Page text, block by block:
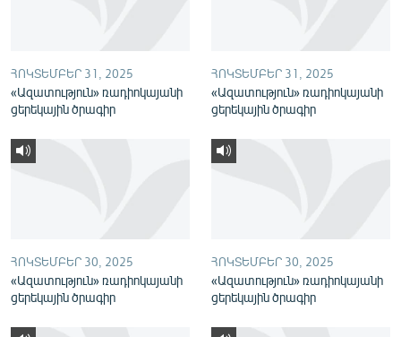
ՀԵՏԵՎԵՔ ՄԵԶ
ՀՈԿՏԵՄԲԵՐ 31, 2025
«Ազատություն» ռադիոկայանի
ցերեկային ծրագիր
ՀՈԿՏԵՄԲԵՐ 31, 2025
«Ազատություն» ռադիոկայանի
ցերեկային ծրագիր
ՀՈԿՏԵՄԲԵՐ 30, 2025
«Ազատություն» ռադիոկայանի
ցերեկային ծրագիր
ՀՈԿՏԵՄԲԵՐ 30, 2025
«Ազատություն» ռադիոկայանի
ցերեկային ծրագիր